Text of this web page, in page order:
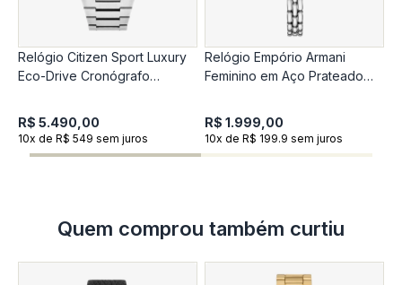
Relógio Citizen Sport Luxury
Eco-Drive Cronógrafo
85ZN
R$ 5.490,00
10x de R$ 549 sem juros
Relógio Empório Armani
Feminino em Aço Prateado
R$ 1.999,00
10x de R$ 199.9 sem juros
Quem comprou também curtiu